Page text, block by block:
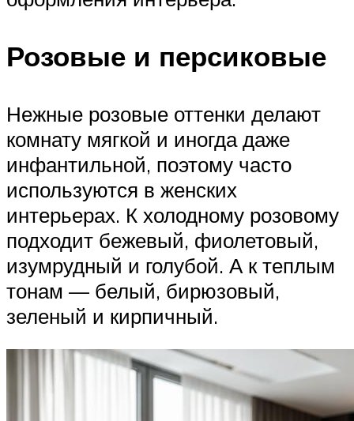
Розовые и персиковые
Нежные розовые оттенки делают
комнату мягкой и иногда даже
инфантильной, поэтому часто
используются в женских
интерьерах. К холодному розовому
подходит бежевый, фиолетовый,
изумрудный и голубой. А к теплым
тонам — белый, бирюзовый,
зеленый и кирпичный.